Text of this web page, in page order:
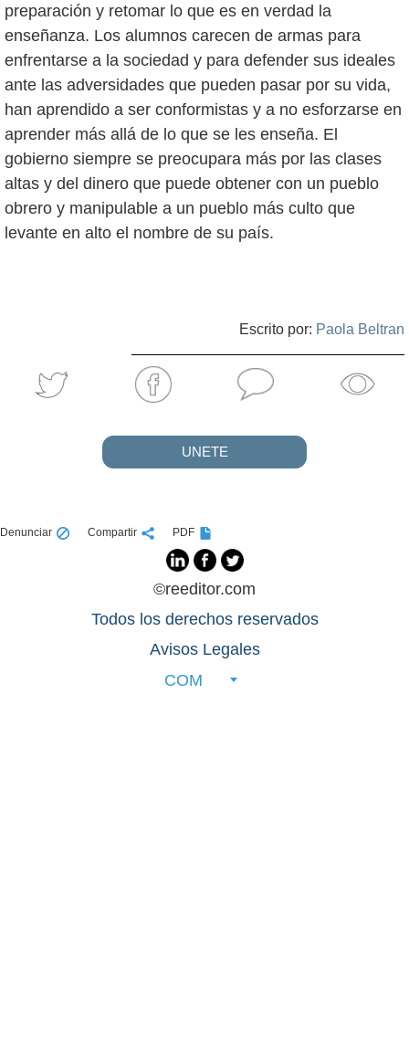
preparación y retomar lo que es en verdad la
enseñanza. Los alumnos carecen de armas para
enfrentarse a la sociedad y para defender sus ideales
ante las adversidades que pueden pasar por su vida,
han aprendido a ser conformistas y a no esforzarse en
aprender más allá de lo que se les enseña. El
gobierno siempre se preocupara más por las clases
altas y del dinero que puede obtener con un pueblo
obrero y manipulable a un pueblo más culto que
levante en alto el nombre de su país.
Escrito por: Paola Beltran
UNETE
Denunciar Compartir PDF
©reeditor.com
Todos los derechos reservados
Avisos Legales